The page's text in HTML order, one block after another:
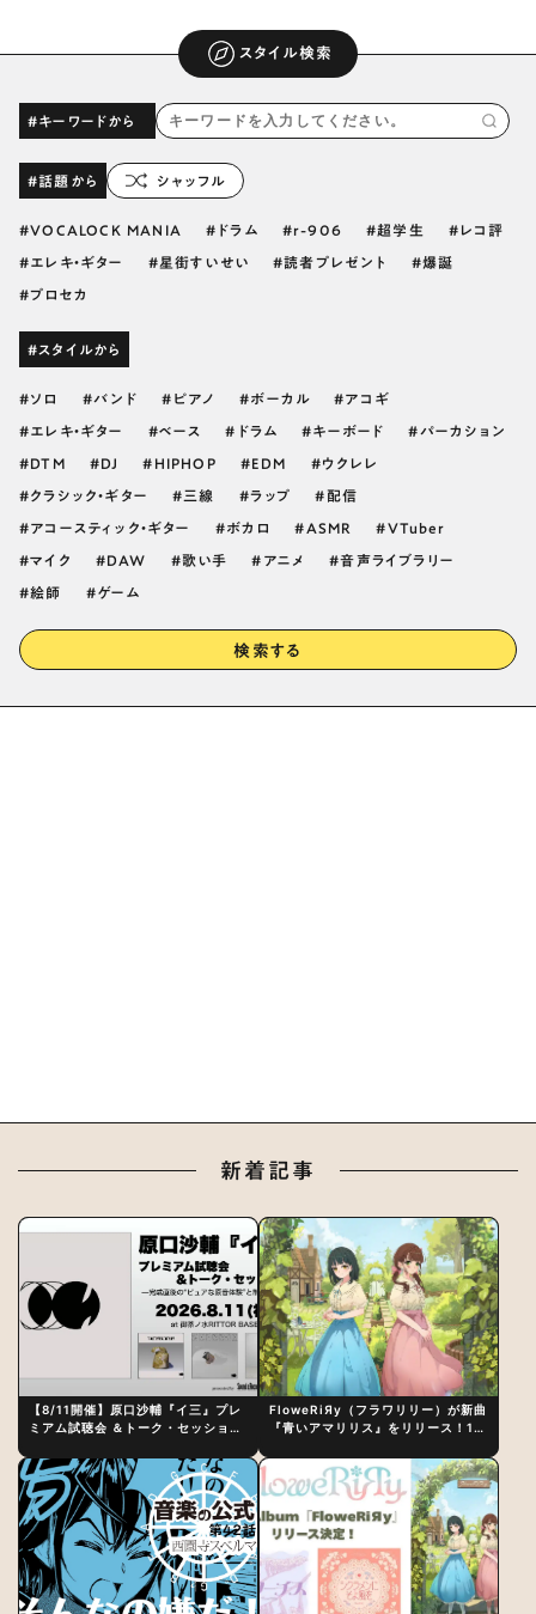
スタイル検索
#キーワードから
#話題から シャッフル
VOCALOCK MANIA ドラム r-906 超学生 レコ評
エレキ・ギター 星街すいせい 読者プレゼント 爆誕
プロセカ
#スタイルから
ソロ バンド ピアノ ボーカル アコギ
エレキ・ギター ベース ドラム キーボード パーカション
DTM DJ HIPHOP EDM ウクレレ
クラシック・ギター 三線 ラップ 配信
アコースティック・ギター ボカロ ASMR VTuber
マイク DAW 歌い手 アニメ 音声ライブラリー
絵師 ゲーム
検索する
新着記事
【8/11開催】原口沙輔『イ三』プレ
ミアム試聴会 ＆トーク・セッション
制作秘話
FloweRiЯy（フラワリリー）が新曲
『青いアマリリス』をリリース！1st